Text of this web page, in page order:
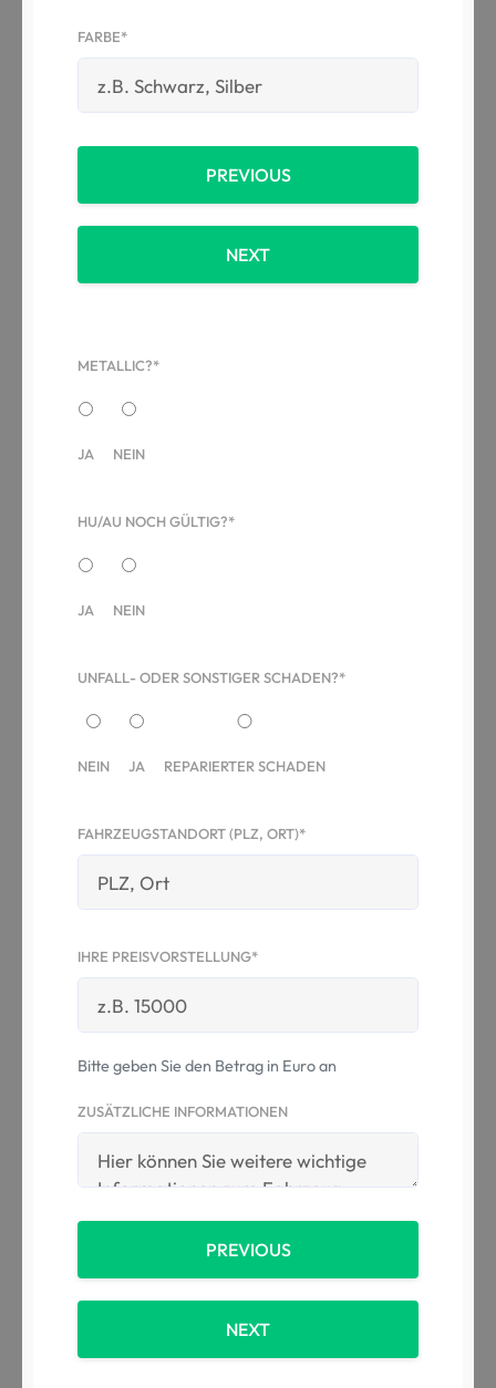
FARBE*
PREVIOUS
NEXT
METALLIC?*
JA NEIN
HU/AU NOCH GÜLTIG?*
JA NEIN
UNFALL- ODER SONSTIGER SCHADEN?*
NEIN JA REPARIERTER SCHADEN
FAHRZEUGSTANDORT (PLZ, ORT)*
IHRE PREISVORSTELLUNG*
Bitte geben Sie den Betrag in Euro an
ZUSÄTZLICHE INFORMATIONEN
PREVIOUS
NEXT